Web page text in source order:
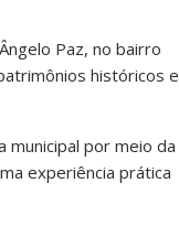
Paz, no bairro
históricos e
por meio da
experiência prática